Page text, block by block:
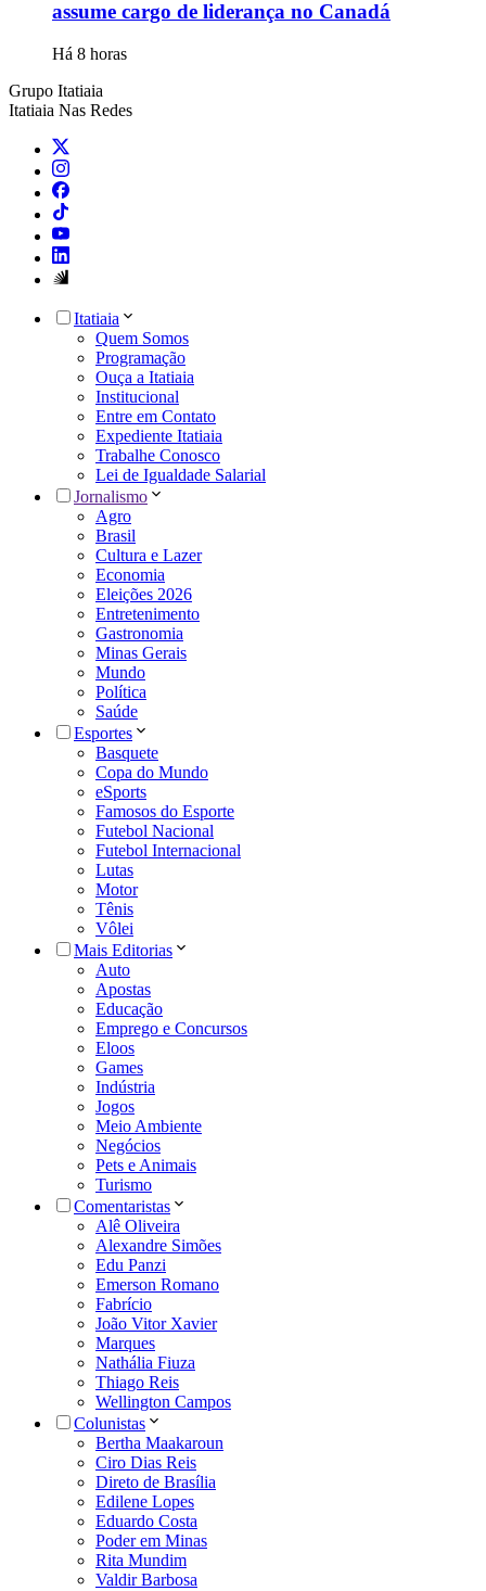
assume cargo de liderança no Canadá
Há 8 horas
Grupo Itatiaia
Itatiaia Nas Redes
Itatiaia
Quem Somos
Programação
Ouça a Itatiaia
Institucional
Entre em Contato
Expediente Itatiaia
Trabalhe Conosco
Lei de Igualdade Salarial
Jornalismo
Agro
Brasil
Cultura e Lazer
Economia
Eleições 2026
Entretenimento
Gastronomia
Minas Gerais
Mundo
Política
Saúde
Esportes
Basquete
Copa do Mundo
eSports
Famosos do Esporte
Futebol Nacional
Futebol Internacional
Lutas
Motor
Tênis
Vôlei
Mais Editorias
Auto
Apostas
Educação
Emprego e Concursos
Eloos
Games
Indústria
Jogos
Meio Ambiente
Negócios
Pets e Animais
Turismo
Comentaristas
Alê Oliveira
Alexandre Simões
Edu Panzi
Emerson Romano
Fabrício
João Vitor Xavier
Marques
Nathália Fiuza
Thiago Reis
Wellington Campos
Colunistas
Bertha Maakaroun
Ciro Dias Reis
Direto de Brasília
Edilene Lopes
Eduardo Costa
Poder em Minas
Rita Mundim
Valdir Barbosa